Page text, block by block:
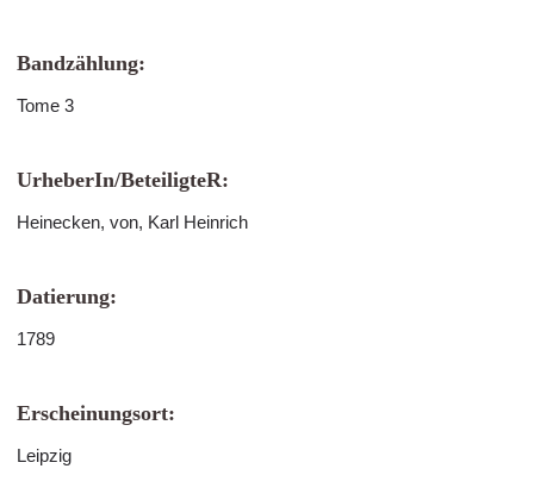
Bandzählung:
Tome 3
UrheberIn/BeteiligteR:
Heinecken, von, Karl Heinrich
Datierung:
1789
Erscheinungsort:
Leipzig